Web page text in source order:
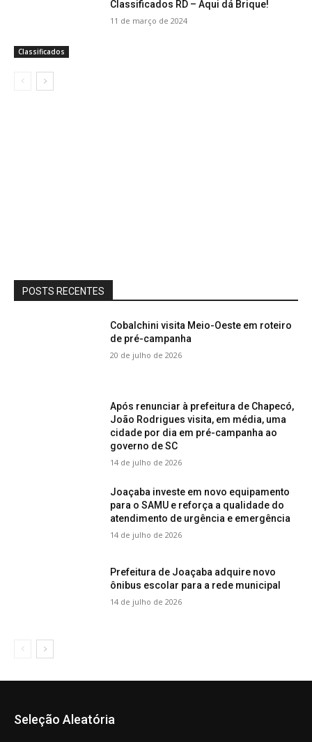
Classificados
Classificados RD – Aqui dá Brique!
11 de março de 2024
POSTS RECENTES
Cobalchini visita Meio-Oeste em roteiro
de pré-campanha
20 de julho de 2026
Após renunciar à prefeitura de Chapecó,
João Rodrigues visita, em média, uma
cidade por dia em pré-campanha ao
governo de SC
14 de julho de 2026
Joaçaba investe em novo equipamento
para o SAMU e reforça a qualidade do
atendimento de urgência e emergência
14 de julho de 2026
Prefeitura de Joaçaba adquire novo
ônibus escolar para a rede municipal
14 de julho de 2026
Seleção Aleatória